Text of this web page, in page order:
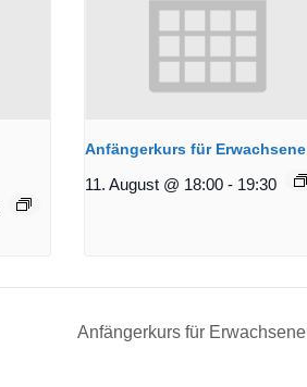
Anfängerkurs für Erwachsene
11. August @ 18:00 - 19:30
Anfängerkurs für Erwachsene